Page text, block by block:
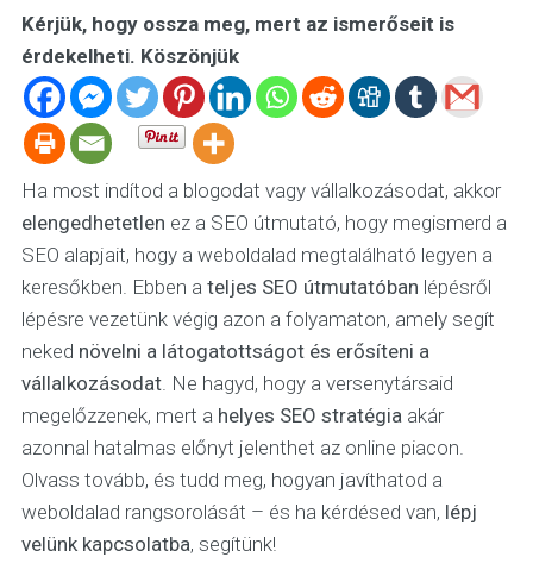
Kérjük, hogy ossza meg, mert az ismerőseit is
érdekelheti. Köszönjük
Ha most indítod a blogodat vagy vállalkozásodat, akkor
elengedhetetlen ez a SEO útmutató, hogy megismerd a
SEO alapjait, hogy a weboldalad megtalálható legyen a
keresőkben. Ebben a teljes SEO útmutatóban lépésről
lépésre vezetünk végig azon a folyamaton, amely segít
neked növelni a látogatottságot és erősíteni a
vállalkozásodat. Ne hagyd, hogy a versenytársaid
megelőzzenek, mert a helyes SEO stratégia akár
azonnal hatalmas előnyt jelenthet az online piacon.
Olvass tovább, és tudd meg, hogyan javíthatod a
weboldalad rangsorolását – és ha kérdésed van, lépj
velünk kapcsolatba, segítünk!